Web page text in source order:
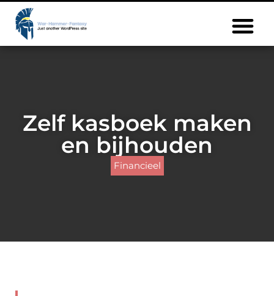
Zelf kasboek maken
en bijhouden
Financieel